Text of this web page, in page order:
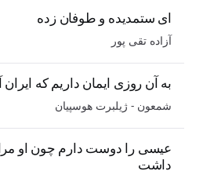
ای ستمدیده و طوفان زده
آزاده تقی پور
به آن روزی ایمان داریم که
شمعون - ژیلبرت هوسپیان
عیسی را دوست دارم چون او
داشت